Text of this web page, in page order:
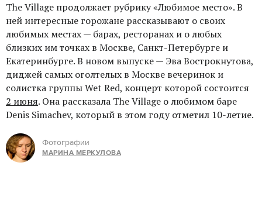
The Village продолжает рубрику «Любимое место». В
ней интересные горожане рассказывают о своих
любимых местах — барах, ресторанах и о любых
близких им точках в Москве, Санкт-Петербурге и
Екатеринбурге. В новом выпуске — Эва Вострокнутова,
диджей самых оголтелых в Москве вечеринок и
солистка группы Wet Red, концерт которой состоится
2 июня. Она рассказала The Village о любимом баре
Denis Simachev, который в этом году отметил 10-летие.
Фотографии
МАРИНА МЕРКУЛОВА